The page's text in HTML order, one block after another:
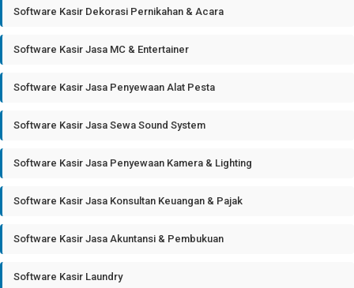
Software Kasir Dekorasi Pernikahan & Acara
Software Kasir Jasa MC & Entertainer
Software Kasir Jasa Penyewaan Alat Pesta
Software Kasir Jasa Sewa Sound System
Software Kasir Jasa Penyewaan Kamera & Lighting
Software Kasir Jasa Konsultan Keuangan & Pajak
Software Kasir Jasa Akuntansi & Pembukuan
Software Kasir Laundry